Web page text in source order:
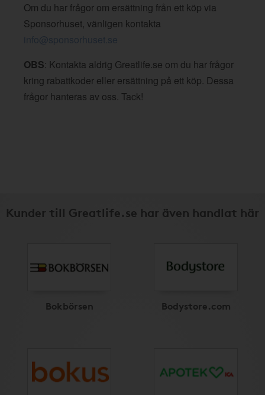
Om du har frågor om ersättning från ett köp via
Sponsorhuset, vänligen kontakta
info@sponsorhuset.se
OBS: Kontakta aldrig Greatlife.se om du har frågor
kring rabattkoder eller ersättning på ett köp. Dessa
frågor hanteras av oss. Tack!
Kunder till Greatlife.se har även handlat här
Bokbörsen Bodystore.com